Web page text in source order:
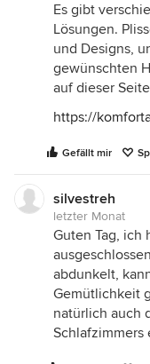
Es gibt
Lösungen.
und Designs,
gewünschten
auf dieser Seite
https://
Gefällt mir
silvestreh
letzter Monat
Guten Tag, ich
abdunkelt,
Gemütlichkeit
natürlich auch